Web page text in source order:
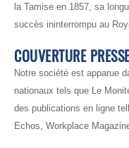
la Tamise en 1857, sa
succès ininterrompu au
COUVERTURE
Notre société est apparue
nationaux tels que Le
des publications en ligne
Echos, Workplace